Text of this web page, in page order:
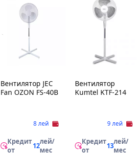
Вентилятор JEC
Fan OZON FS-40B
8 лей
Кредит
от
12лей/
мес
Вентилятор
Kumtel KTF-214
9 лей
Кредит
от
13лей/
мес